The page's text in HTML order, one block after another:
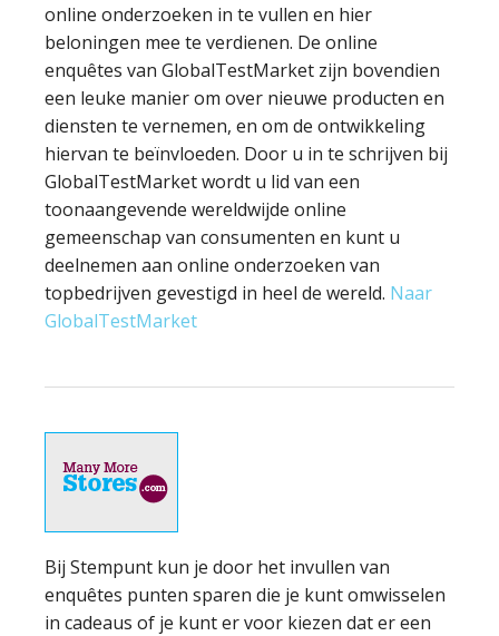
online onderzoeken in te vullen en hier
beloningen mee te verdienen. De online
enquêtes van GlobalTestMarket zijn bovendien
een leuke manier om over nieuwe producten en
diensten te vernemen, en om de ontwikkeling
hiervan te beïnvloeden. Door u in te schrijven bij
GlobalTestMarket wordt u lid van een
toonaangevende wereldwijde online
gemeenschap van consumenten en kunt u
deelnemen aan online onderzoeken van
topbedrijven gevestigd in heel de wereld. Naar
GlobalTestMarket
Bij Stempunt kun je door het invullen van
enquêtes punten sparen die je kunt omwisselen
in cadeaus of je kunt er voor kiezen dat er een